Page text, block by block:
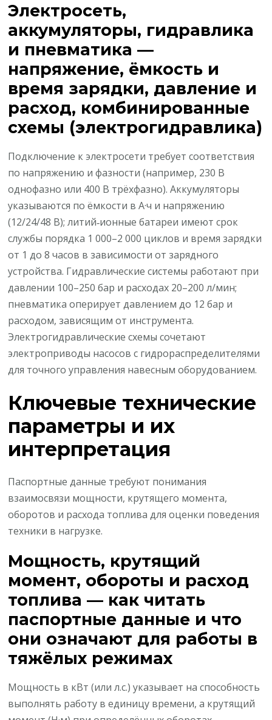
Электросеть,
аккумуляторы, гидравлика
и пневматика —
напряжение, ёмкость и
время зарядки, давление и
расход, комбинированные
схемы (электрогидравлика)
Подключение к электросети требует соответствия
по напряжению и фазности (например, 230 В
однофазно или 400 В трёхфазно). Аккумуляторы
указываются по ёмкости в А·ч и напряжению
(12/24/48 В); литий‑ионные батареи имеют срок
службы порядка 1 000–2 000 циклов и время зарядки
от 1 до 8 часов в зависимости от зарядного
устройства. Гидравлические системы работают при
давлении 100–250 бар и расходах 20–200 л/мин;
пневматика оперирует давлением до 12 бар и
расходом, зависящим от инструмента.
Электрогидравлические схемы сочетают
электроприводы насосов с гидрораспределителями
для точного управления навесным оборудованием.
Ключевые технические
параметры и их
интерпретация
Паспортные данные требуют понимания
взаимосвязи мощности, крутящего момента,
оборотов и расхода топлива для оценки поведения
техники в нагрузке.
Мощность, крутящий
момент, обороты и расход
топлива — как читать
паспортные данные и что
они означают для работы в
тяжёлых режимах
Мощность в кВт (или л.с.) указывает на способность
выполнять работу в единицу времени, а крутящий